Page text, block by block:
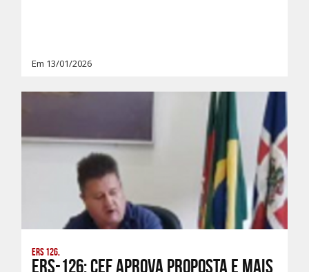
Em 13/01/2026
ERS 126,
ERS-126: CEF aprova proposta e mais